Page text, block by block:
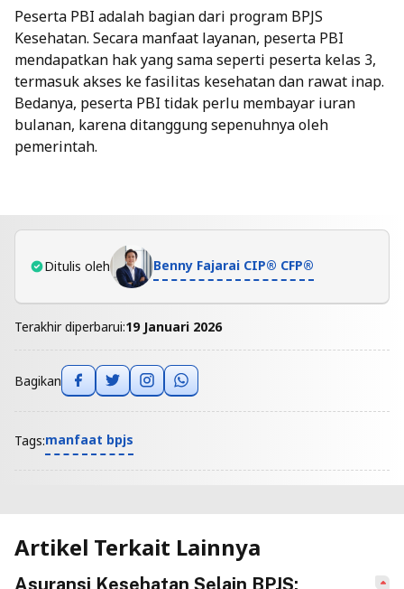
Peserta PBI adalah bagian dari program BPJS
Kesehatan. Secara manfaat layanan, peserta PBI
mendapatkan hak yang sama seperti peserta kelas 3,
termasuk akses ke fasilitas kesehatan dan rawat inap.
Bedanya, peserta PBI tidak perlu membayar iuran
bulanan, karena ditanggung sepenuhnya oleh
pemerintah.
Ditulis oleh Benny Fajarai CIP® CFP®
Terakhir diperbarui:19 Januari 2026
Bagikan
Tags:manfaat bpjs
Artikel Terkait Lainnya
Asuransi Kesehatan Selain BPJS: